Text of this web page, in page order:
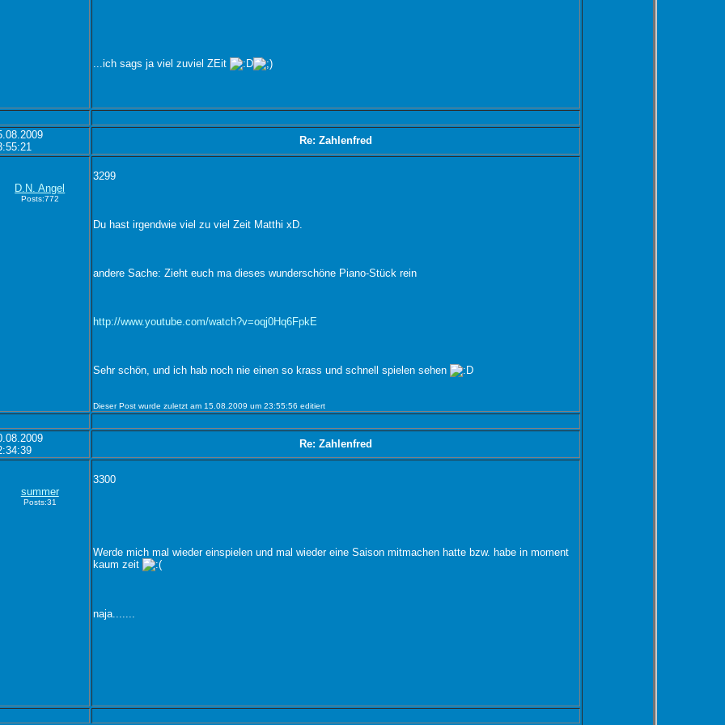
...ich sags ja viel zuviel ZEit
Re: Zahlenfred
D.N. Angel
Posts:772
3299
Du hast irgendwie viel zu viel Zeit Matthi xD.
andere Sache: Zieht euch ma dieses wunderschöne Piano-Stück rein
http://www.youtube.com/watch?v=oqj0Hq6FpkE
Sehr schön, und ich hab noch nie einen so krass und schnell spielen sehen
Dieser Post wurde zuletzt am 15.08.2009 um 23:55:56 editiert
Re: Zahlenfred
summer
Posts:31
3300
Werde mich mal wieder einspielen und mal wieder eine Saison mitmachen hatte bzw. habe in moment
kaum zeit
naja.......